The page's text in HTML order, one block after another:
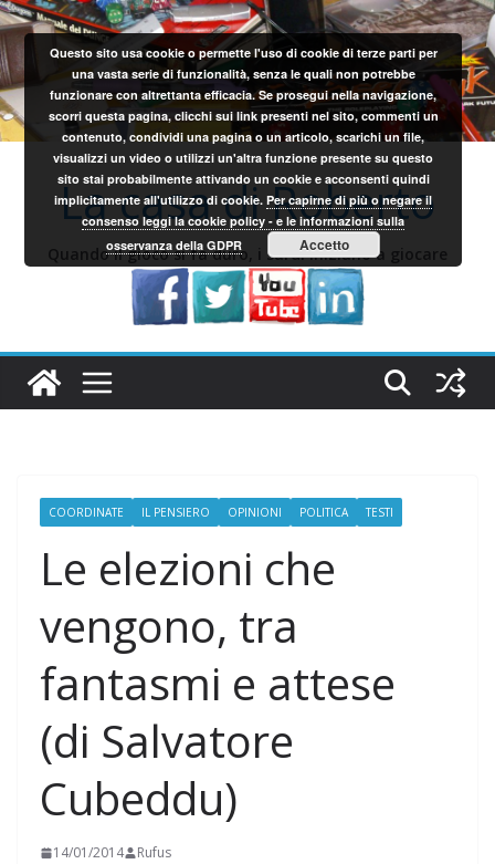
Salta
al
contenuto
La casa di Roberto
Quando il gioco si fa duro, i sardi iniziano a giocare
COORDINATE IL PENSIERO OPINIONI POLITICA TESTI
Le elezioni che
vengono, tra
fantasmi e attese
(di Salvatore
Cubeddu)
14/01/2014 Rufus
Questo sito usa cookie o permette l'uso di cookie di terze parti per
una vasta serie di funzionalità, senza le quali non potrebbe
funzionare con altrettanta efficacia. Se prosegui nella navigazione,
scorri questa pagina, clicchi sui link presenti nel sito, commenti un
contenuto, condividi una pagina o un articolo, scarichi un file,
visualizzi un video o utilizzi un'altra funzione presente su questo
sito stai probabilmente attivando un cookie e acconsenti quindi
implicitamente all'utilizzo di cookie.Per capirne di più o negare il
consenso leggi la cookie policy - e le informazioni sulla
osservanza della GDPR
Accetto